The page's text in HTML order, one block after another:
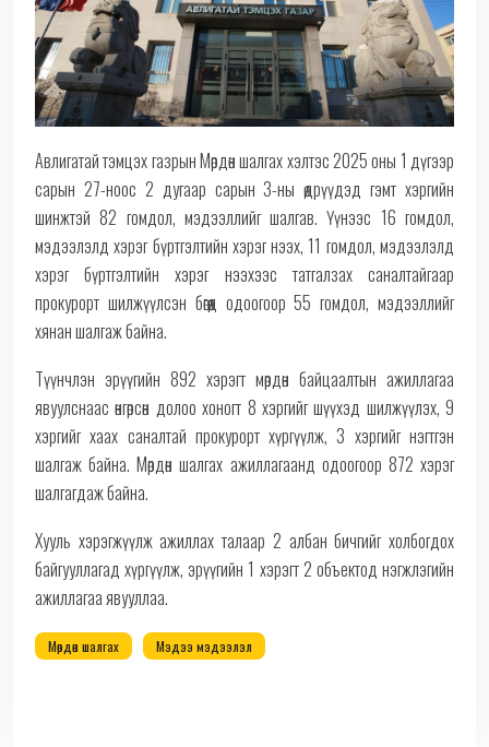
Авлигатай тэмцэх газрын Мөрдөн шалгах хэлтэс 2025 оны 1 дүгээр
сарын 27-ноос 2 дугаар сарын 3-ны өдрүүдэд гэмт хэргийн
шинжтэй 82 гомдол, мэдээллийг шалгав. Үүнээс 16 гомдол,
мэдээлэлд хэрэг бүртгэлтийн хэрэг нээх, 11 гомдол, мэдээлэлд
хэрэг бүртгэлтийн хэрэг нээхээс татгалзах саналтайгаар
прокурорт шилжүүлсэн бөгөөд одоогоор 55 гомдол, мэдээллийг
хянан шалгаж байна.
Түүнчлэн эрүүгийн 892 хэрэгт мөрдөн байцаалтын ажиллагаа
явуулснаас өнгөрсөн долоо хоногт 8 хэргийг шүүхэд шилжүүлэх, 9
хэргийг хаах саналтай прокурорт хүргүүлж, 3 хэргийг нэгтгэн
шалгаж байна. Мөрдөн шалгах ажиллагаанд одоогоор 872 хэрэг
шалгагдаж байна.
Хууль хэрэгжүүлж ажиллах талаар 2 албан бичгийг холбогдох
байгууллагад хүргүүлж, эрүүгийн 1 хэрэгт 2 объектод нэгжлэгийн
ажиллагаа явууллаа.
Мөрдөн шалгах Мэдээ мэдээлэл